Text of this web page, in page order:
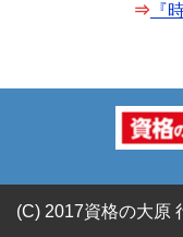
⇒ 『
(C) 2017資格の大原